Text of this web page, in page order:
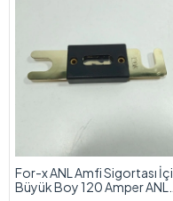
For-x ANL Amfi Sigortası İçi –
Büyük Boy 120 Amper ANL